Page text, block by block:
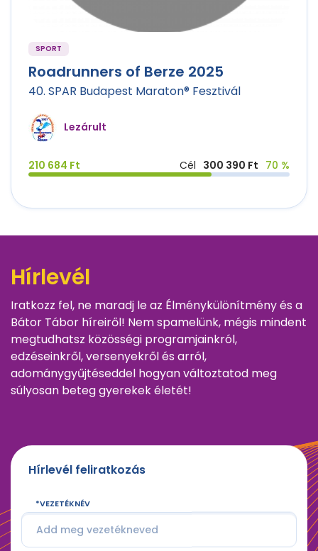
SPORT
Roadrunners of Berze 2025
40. SPAR Budapest Maraton® Fesztivál
Lezárult
210 684 Ft Cél 300 390 Ft 70 %
Hírlevél
Iratkozz fel, ne maradj le az Élménykülönítmény és a
Bátor Tábor híreiről! Nem spamelünk, mégis mindent
megtudhatsz közösségi programjainkról,
edzéseinkről, versenyekről és arról,
adománygyűjtéseddel hogyan változtatod meg
súlyosan beteg gyerekek életét!
Hírlevél feliratkozás
VEZETÉKNÉV